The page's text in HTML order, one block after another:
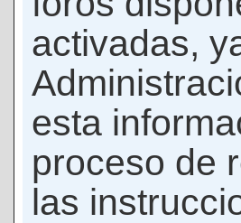
activadas,
esta
proceso de
las